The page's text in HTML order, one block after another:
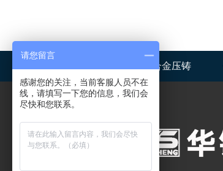
铝合金压铸
请您留言
感谢您的关注，当前客服人员不在
线，请填写一下您的信息，我们会
尽快和您联系。